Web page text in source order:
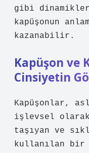
gibi
kapüşonun
kazanabilir.
Kapüşon ve
Cinsiyetin
Kapüşonlar,
işlevsel olarak
taşıyan ve
kullanılan bir